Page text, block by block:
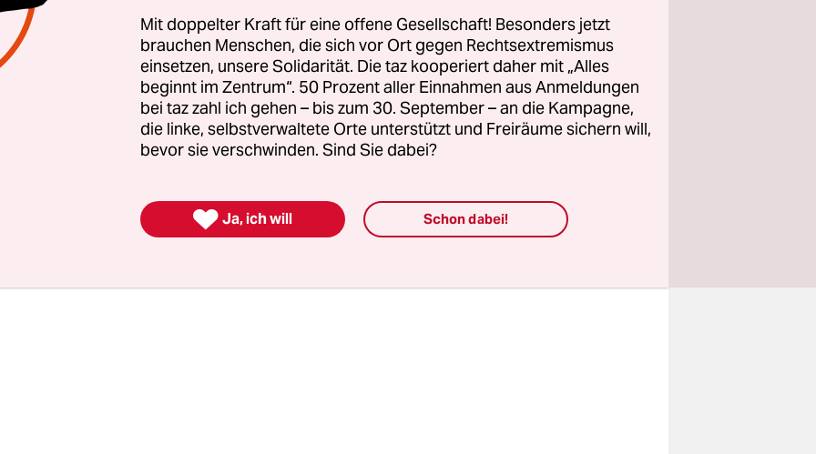
Mal, dass in Hannover eine Straße einen türkischen
„Und keiner hat es gemerkt“,titelte Ende Juli erstaunt die
Allgemeine Zeitung (HAZ). Was aber einen falschen
findet zumindest Jannik Schnare: „Wir pflegen da
eher den Ansatz des Understatements“, sagt der junge
Die Ehrung bestehe schließlich in der
Mit doppelter Kraft für eine offene Gesellschaft! Besonders jetzt
brauchen Menschen, die sich vor Ort gegen Rechtsextremismus
einsetzen, unsere Solidarität. Die taz kooperiert daher mit „Alles
beginnt im Zentrum“. 50 Prozent aller Einnahmen aus Anmeldungen
bei taz zahl ich gehen – bis zum 30. September – an die Kampagne,
die linke, selbstverwaltete Orte unterstützt und Freiräume sichern will,
bevor sie verschwinden. Sind Sie dabei?
 Ja, ich will Schon dabei!